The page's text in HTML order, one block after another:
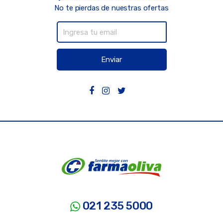
No te pierdas de nuestras ofertas
Enviar
021 235 5000